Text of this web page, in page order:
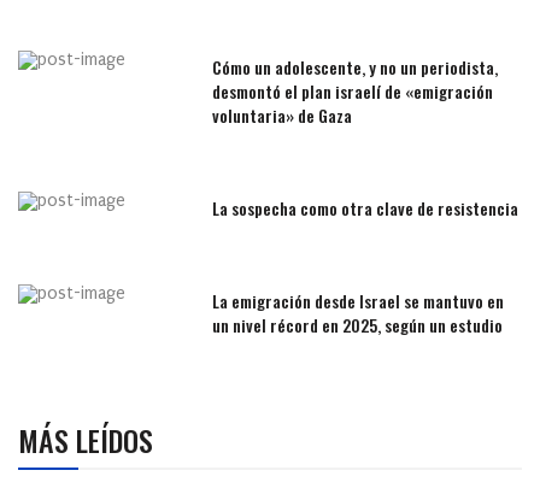
Cómo un adolescente, y no un periodista,
desmontó el plan israelí de «emigración
voluntaria» de Gaza
La sospecha como otra clave de resistencia
La emigración desde Israel se mantuvo en
un nivel récord en 2025, según un estudio
MÁS LEÍDOS